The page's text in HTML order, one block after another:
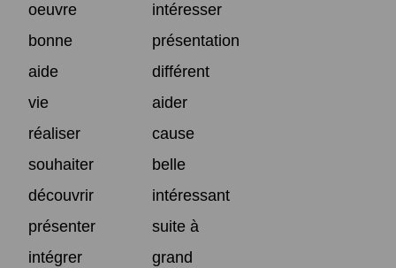
oeuvre
intéresser
bonne
présentation
aide
différent
vie
aider
réaliser
cause
souhaiter
belle
découvrir
intéressant
présenter
suite à
intégrer
grand